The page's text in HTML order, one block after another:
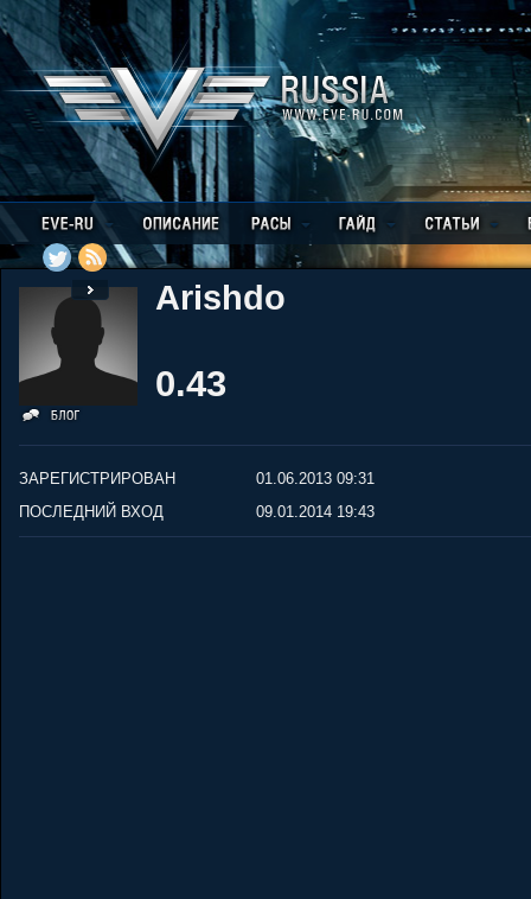
Arishdo
0.43
ЗАРЕГИСТРИРОВАН
01.06.2013 09:31
ПОСЛЕДНИЙ ВХОД
09.01.2014 19:43